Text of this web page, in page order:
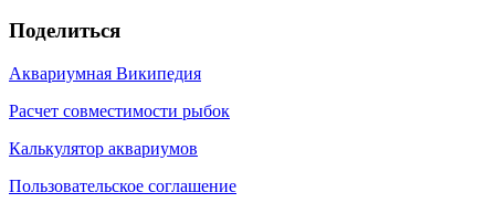
Поделиться
Аквариумная Википедия
Расчет совместимости рыбок
Калькулятор аквариумов
Пользовательское соглашение